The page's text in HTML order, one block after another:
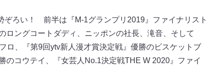
ぞろい！ 前半は『M-1グランプリ2019』ファイナリスト
ングコートダディ、ニッポンの社長、滝音、そして
ロ、『第9回ytv新人漫才賞決定戦』優勝のビスケットブ
コウテイ、『女芸人No.1決定戦THE W 2020』ファイ